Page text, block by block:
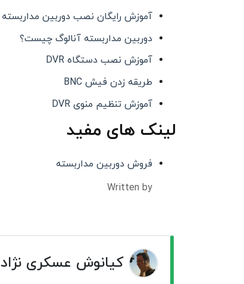
آموزش رایگان نصب دوربین مداربسته
دوربین مداربسته آنالوگ چیست؟
آموزش نصب دستگاه DVR
طریقه زدن فیش BNC
آموزش تنظیم منوی DVR
لینک های مفید
فروش دوربین مداربسته
Written by
کیانوش عسکری نژاد